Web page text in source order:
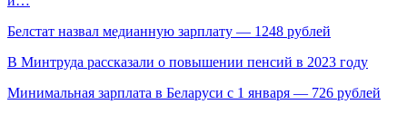
Белстат назвал медианную зарплату — 1248 рублей
В Минтруда рассказали о повышении пенсий в 2023 году
Минимальная зарплата в Беларуси с 1 января — 726 рублей